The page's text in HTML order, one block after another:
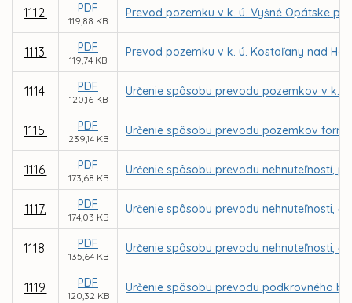
1112. PDF
119,88 KB
Prevod pozemku v k. ú. Vyšné Opátske
1113. PDF
119,74 KB
Prevod pozemku v k. ú. Kostoľany nad
1114. PDF
120,16 KB
Určenie spôsobu prevodu pozemkov v k.
1115. PDF
239,14 KB
Určenie spôsobu prevodu pozemkov
1116. PDF
173,68 KB
Určenie spôsobu prevodu nehnuteľností,
1117. PDF
174,03 KB
Určenie spôsobu prevodu nehnuteľnosti,
1118. PDF
135,64 KB
Určenie spôsobu prevodu nehnuteľnosti,
1119. PDF
120,32 KB
Určenie spôsobu prevodu podkrovného